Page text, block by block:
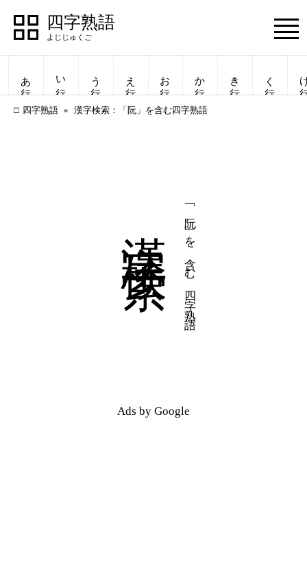
四字熟語
四字熟語
一覧表示
漢字検索
Menu
あ行 い行 う行 え行 お行 か行 き行 く行
四字熟語 漢字検索：「阮」を含む四字熟語
「阮」を含む四字熟語
Ads by Google
四字熟語
一覧表示
漢字検索